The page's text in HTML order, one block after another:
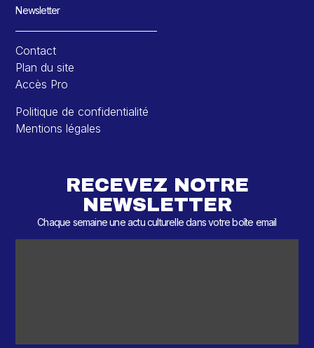
Newsletter
Contact
Plan du site
Accès Pro
Politique de confidentialité
Mentions légales
RECEVEZ NOTRE
NEWSLETTER
Chaque semaine une actu culturelle dans votre boîte email